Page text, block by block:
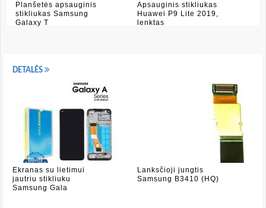
Planšetės apsauginis
stikliukas Samsung
Galaxy T
Apsauginis stikliukas
Huawei P9 Lite 2019,
lenktas
DETALĖS
Ekranas su lietimui
jautriu stikliuku
Samsung Gala
Lanksčioji jungtis
Samsung B3410 (HQ)